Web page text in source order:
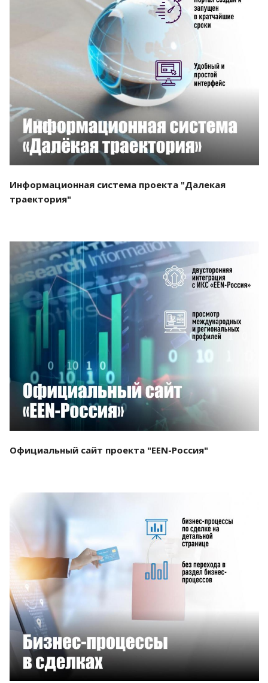
Смотреть проект
Информационная система проекта "Далекая
траектория"
Смотреть проект
Официальный сайт проекта "EEN-Россия"